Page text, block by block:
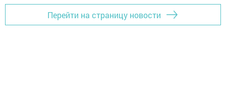
Перейти на страницу новости